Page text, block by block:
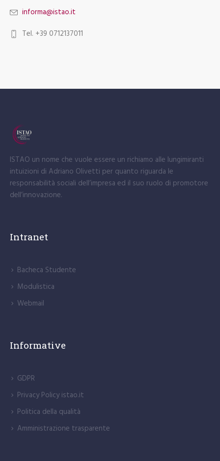
informa@istao.it
Tel. +39 0712137011
ISTAO un nome che vuole essere un richiamo alle lungimiranti
intuizioni di Adriano Olivetti per quanto riguarda le
responsabilità sociali dell’impresa ed il suo ruolo di promotore
dell’innovazione.
Intranet
Bacheca Studente
Modulistica
Webmail
Informative
GDPR
Privacy Policy istao.it
Politica della qualità
Amministrazione trasparente